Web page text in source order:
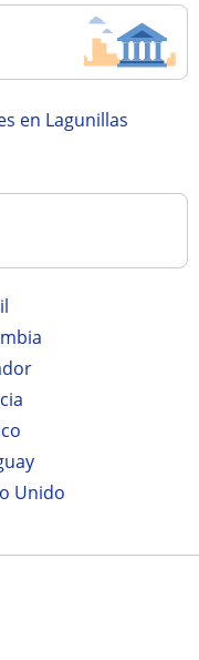
en Lagunillas
Unido